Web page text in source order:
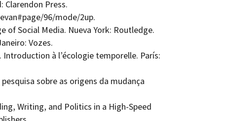
Press.
96/mode/2up.
of Social Media. Nueva York: Routledge.
Vozes.
Introduction à l’écologie temporelle. París:
sobre as origens da mudança
Writing, and Politics in a High-­Speed